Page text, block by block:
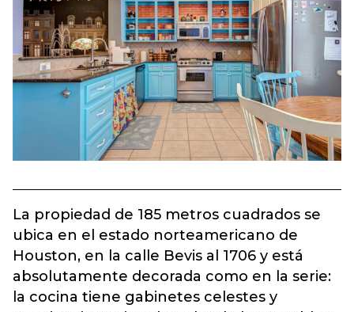
La propiedad de 185 metros cuadrados se
ubica en el estado norteamericano de
Houston, en la calle Bevis al 1706 y está
absolutamente decorada como en la serie:
la cocina tiene gabinetes celestes y